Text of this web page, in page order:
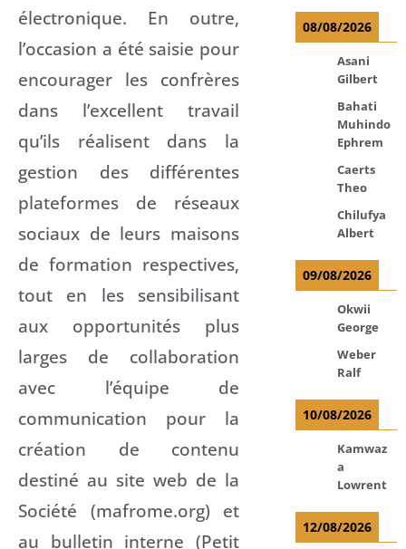
électronique. En outre,
l’occasion a été saisie pour
encourager les confrères
dans l’excellent travail
qu’ils réalisent dans la
gestion des différentes
plateformes de réseaux
sociaux de leurs maisons
de formation respectives,
tout en les sensibilisant
aux opportunités plus
larges de collaboration
avec l’équipe de
communication pour la
création de contenu
destiné au site web de la
Société (mafrome.org) et
au bulletin interne (Petit
08/08/2026
Asani
Gilbert
Bahati
Muhindo
Ephrem
Caerts
Theo
Chilufya
Albert
09/08/2026
Okwii
George
Weber
Ralf
10/08/2026
Kamwaz
a
Lowrent
12/08/2026